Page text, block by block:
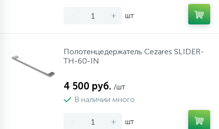
Возврат товара
Душевые кабины
Гигиенические души
Ручные души
- + шт
Полотенцедержатель Cezares SLIDER-
TH-60-IN
4 500 руб. /шт
В наличии много
- + шт